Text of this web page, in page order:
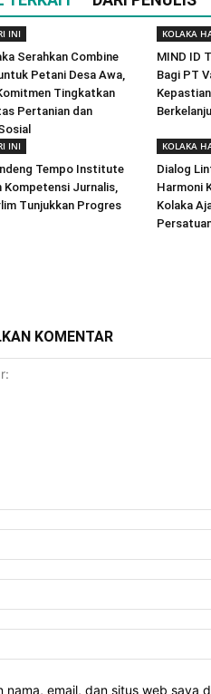
INI
Serahkan Combine
Petani Desa Awa,
Tingkatkan
Pertanian dan
KOLAKA
MIND ID
Bagi PT
INI
Tempo Institute
Kompetensi Jurnalis,
Tunjukkan Progres
KOLAKA
Dialog
Harmoni
Kolaka
KOMENTAR
nama, email, dan situs web saya